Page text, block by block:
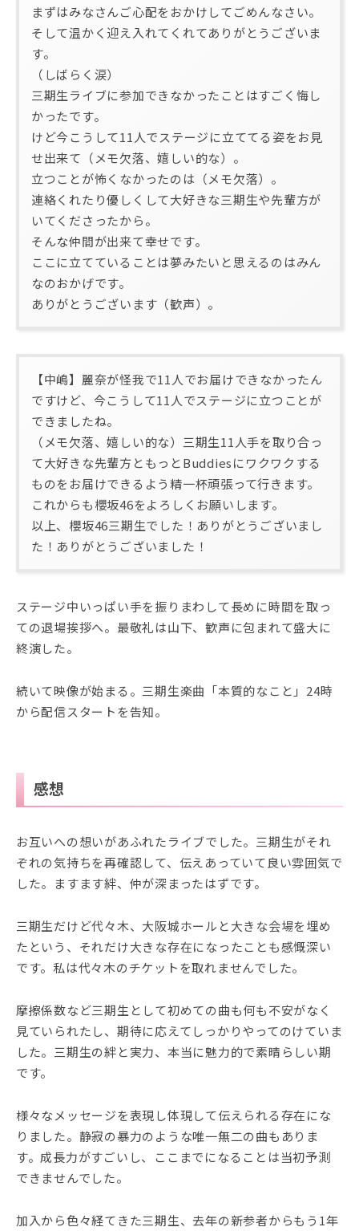
まずはみなさんご心配をおかけしてごめんなさい。
そして温かく迎え入れてくれてありがとうございま
す。
（しばらく涙）
三期生ライブに参加できなかったことはすごく悔し
かったです。
けど今こうして11人でステージに立ててる姿をお見
せ出来て（メモ欠落、嬉しい的な）。
立つことが怖くなかったのは（メモ欠落）。
連絡くれたり優しくして大好きな三期生や先輩方が
いてくださったから。
そんな仲間が出来て幸せです。
ここに立てていることは夢みたいと思えるのはみん
なのおかげです。
ありがとうございます（歓声）。
【中嶋】麗奈が怪我で11人でお届けできなかったん
ですけど、今こうして11人でステージに立つことが
できましたね。
（メモ欠落、嬉しい的な）三期生11人手を取り合っ
て大好きな先輩方ともっとBuddiesにワクワクする
ものをお届けできるよう精一杯頑張って行きます。
これからも櫻坂46をよろしくお願いします。
以上、櫻坂46三期生でした！ありがとうございまし
た！ありがとうございました！
ステージ中いっぱい手を振りまわして長めに時間を取っ
ての退場挨拶へ。最敬礼は山下、歓声に包まれて盛大に
終演した。
続いて映像が始まる。三期生楽曲「本質的なこと」24時
から配信スタートを告知。
感想
お互いへの想いがあふれたライブでした。三期生がそれ
ぞれの気持ちを再確認して、伝えあっていて良い雰囲気で
した。ますます絆、仲が深まったはずです。
三期生だけど代々木、大阪城ホールと大きな会場を埋め
たという、それだけ大きな存在になったことも感慨深い
です。私は代々木のチケットを取れませんでした。
摩擦係数など三期生として初めての曲も何も不安がなく
見ていられたし、期待に応えてしっかりやってのけていま
した。三期生の絆と実力、本当に魅力的で素晴らしい期
です。
様々なメッセージを表現し体現して伝えられる存在にな
りました。静寂の暴力のような唯一無二の曲もありま
す。成長力がすごいし、ここまでになることは当初予測
できませんでした。
加入から色々経てきた三期生、去年の新参者からもう1年